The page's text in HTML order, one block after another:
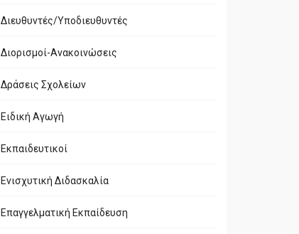
Διευθυντές/Υποδιευθυντές
Διορισμοί-Ανακοινώσεις
Δράσεις Σχολείων
Ειδική Αγωγή
Εκπαιδευτικοί
Ενισχυτική Διδασκαλία
Επαγγελματική Εκπαίδευση